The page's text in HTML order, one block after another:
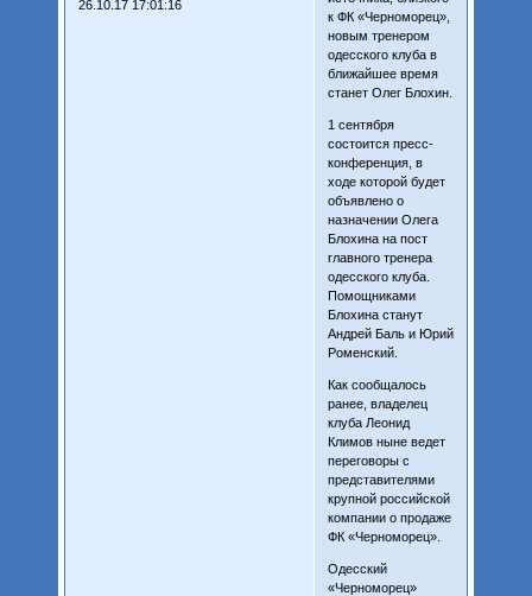
26.10.17 17:01:16
к ФК «Черноморец»,
новым тренером
одесского клуба в
ближайшее время
станет Олег Блохин.
1 сентября
состоится пресс-
конференция, в
ходе которой будет
объявлено о
назначении Олега
Блохина на пост
главного тренера
одесского клуба.
Помощниками
Блохина станут
Андрей Баль и Юрий
Роменский.
Как сообщалось
ранее, владелец
клуба Леонид
Климов ныне ведет
переговоры с
представителями
крупной российской
компании о продаже
ФК «Черноморец».
Одесский
«Черноморец»